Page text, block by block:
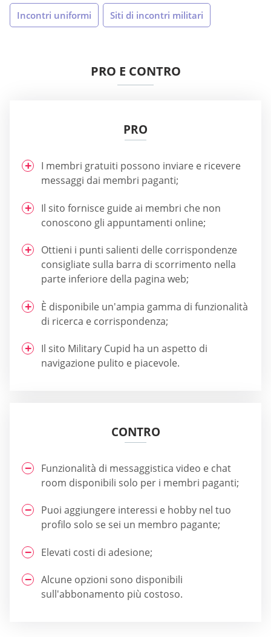
Incontri uniformi Siti di incontri militari
PRO E CONTRO
PRO
I membri gratuiti possono inviare e ricevere
messaggi dai membri paganti;
Il sito fornisce guide ai membri che non
conoscono gli appuntamenti online;
Ottieni i punti salienti delle corrispondenze
consigliate sulla barra di scorrimento nella
parte inferiore della pagina web;
È disponibile un'ampia gamma di funzionalità
di ricerca e corrispondenza;
Il sito Military Cupid ha un aspetto di
navigazione pulito e piacevole.
CONTRO
Funzionalità di messaggistica video e chat
room disponibili solo per i membri paganti;
Puoi aggiungere interessi e hobby nel tuo
profilo solo se sei un membro pagante;
Elevati costi di adesione;
Alcune opzioni sono disponibili
sull'abbonamento più costoso.